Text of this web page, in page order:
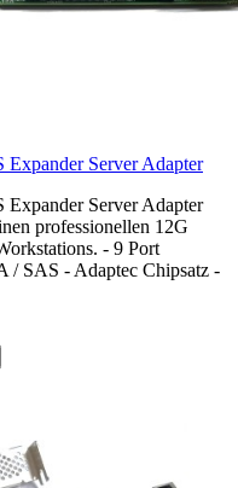
Server Adapter
Server Adapter
professionellen 12G
- 9 Port
/ SAS - Adaptec Chipsatz -